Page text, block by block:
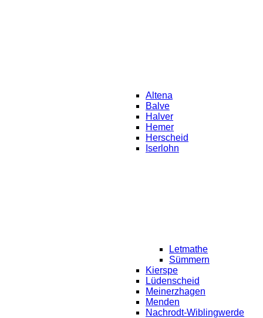
Altena
Balve
Halver
Hemer
Herscheid
Iserlohn
Letmathe
Sümmern
Kierspe
Lüdenscheid
Meinerzhagen
Menden
Nachrodt-Wiblingwerde